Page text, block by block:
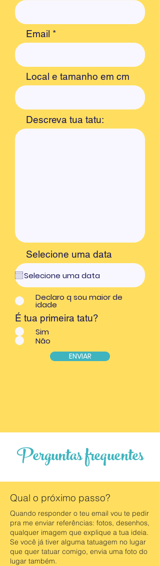
Email
Local e tamanho em cm
Descreva tua tatu:
Selecione uma data
Declaro q sou maior de
idade
É tua primeira tatu?
Sim
Não
ENVIAR
Perguntas frequentes
Qual o próximo passo?
Quando responder o teu email vou te pedir
pra me enviar referências: fotos, desenhos,
qualquer imagem que explique a tua ideia.
Se você já tiver alguma tatuagem no lugar
que quer tatuar comigo, envia uma foto do
lugar também.